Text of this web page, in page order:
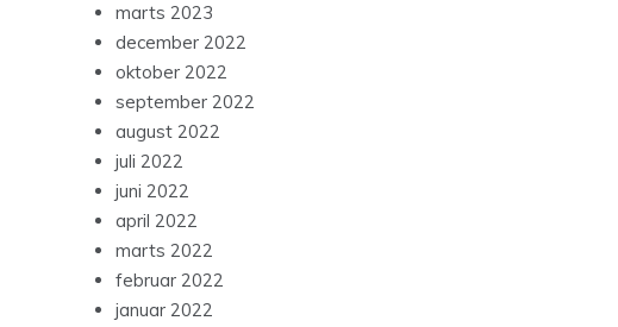
marts 2023
december 2022
oktober 2022
september 2022
august 2022
juli 2022
juni 2022
april 2022
marts 2022
februar 2022
januar 2022